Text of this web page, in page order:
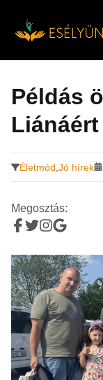
tartalomra
Példás
Liánáért
Életmód Jó hírek
Megosztás: